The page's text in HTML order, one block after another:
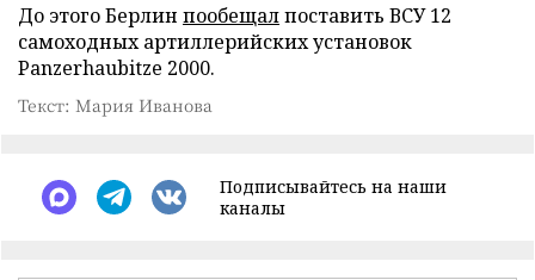
До этого Берлин пообещалпоставить ВСУ 12
самоходных артиллерийских установок
Panzerhaubitze 2000.
Текст: Мария Иванова
Подписывайтесь на наши
каналы